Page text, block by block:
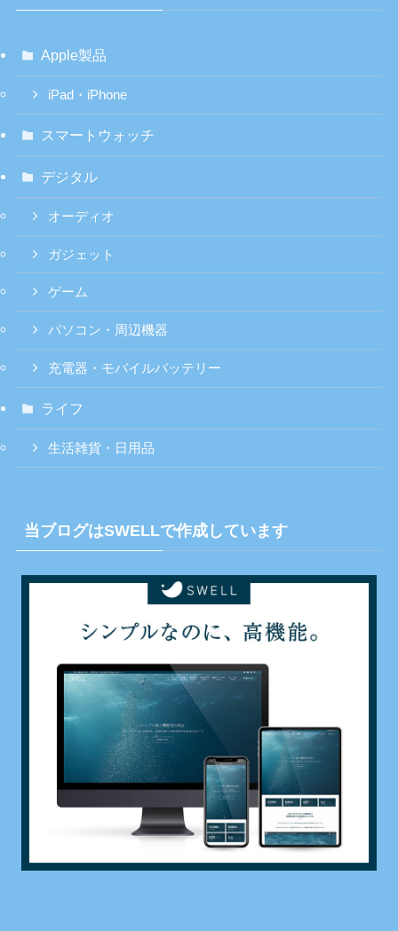
Apple製品
iPad・iPhone
スマートウォッチ
デジタル
オーディオ
ガジェット
ゲーム
パソコン・周辺機器
充電器・モバイルバッテリー
ライフ
生活雑貨・日用品
当ブログはSWELLで作成しています